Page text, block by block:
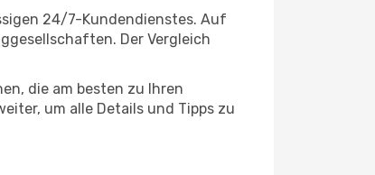
24/7-Kundendienstes. Auf
Der Vergleich
die am besten zu Ihren
um alle Details und Tipps zu